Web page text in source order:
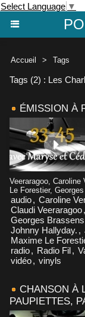
Select Language ▼
Accueil > Tags
Tags (2) : Les
ÉMISSION À
Veeraragoo,
Le Forestier,
audio, Caroline
Claudi Veeraragoo,
Georges Brassens
Johnny Hallyday. ,
Maxime Le
radio, Radio Fil,
vidéo, vinyls
CHANSON À
PAUPIETTES,